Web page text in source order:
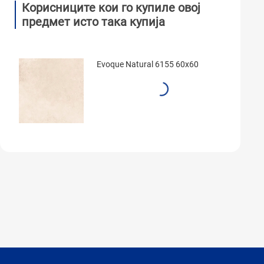
Корисниците кои го купиле овој
предмет исто така купија
Evoque Natural 6155 60x60